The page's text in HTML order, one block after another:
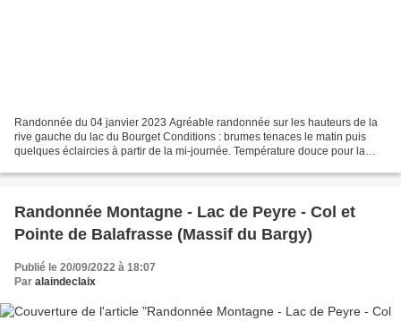
Randonnée du 04 janvier 2023 Agréable randonnée sur les hauteurs de la
rive gauche du lac du Bourget Conditions : brumes tenaces le matin puis
quelques éclaircies à partir de la mi-journée. Température douce pour la
Randonnée Montagne - Lac de Peyre - Col et
Pointe de Balafrasse (Massif du Bargy)
Publié le 20/09/2022 à 18:07
Par alaindeclaix